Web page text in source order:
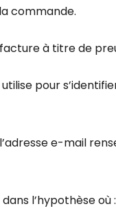
commande.
à titre de
pour
e-mail
l’hypothèse où :